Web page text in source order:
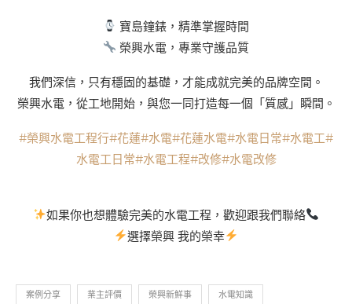
寶島鐘錶，精準掌握時間
榮興水電，專業守護品質
我們深信，只有穩固的基礎，才能成就完美的品牌空間。
榮興水電，從工地開始，與您一同打造每一個「質感」瞬間。
#榮興水電工程行#花蓮#水電#花蓮水電#水電日常#水電工#
水電工日常#水電工程#改修#水電改修
如果你也想體驗完美的水電工程，歡迎跟我們聯絡
選擇榮興 我的榮幸
案例分享 業主評價 榮興新鮮事 水電知識